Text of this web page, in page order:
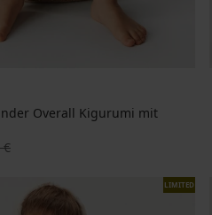
Overall Kigurumi mit
€
LIMITED